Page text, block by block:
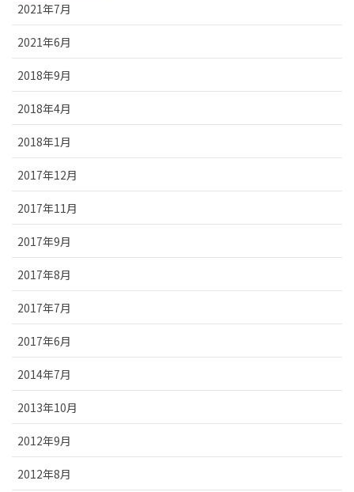
2021年7月
2021年6月
2018年9月
2018年4月
2018年1月
2017年12月
2017年11月
2017年9月
2017年8月
2017年7月
2017年6月
2014年7月
2013年10月
2012年9月
2012年8月